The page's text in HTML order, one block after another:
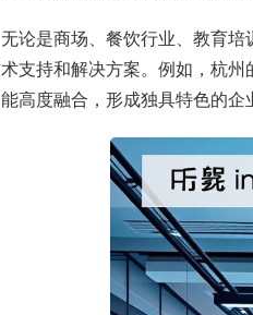
无论是商场、餐饮行业、教育
支持和解决方案。例如，杭
高度融合，形成独具特色的企